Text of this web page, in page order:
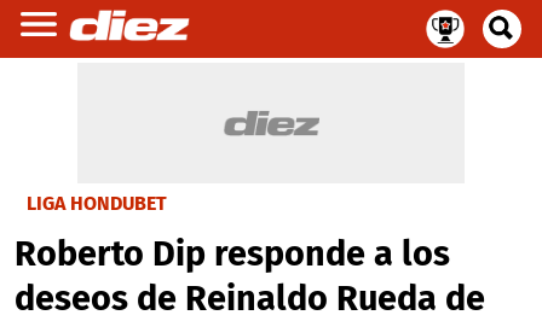
LIGA HONDUBET
Roberto Dip responde a los
deseos de Reinaldo Rueda de